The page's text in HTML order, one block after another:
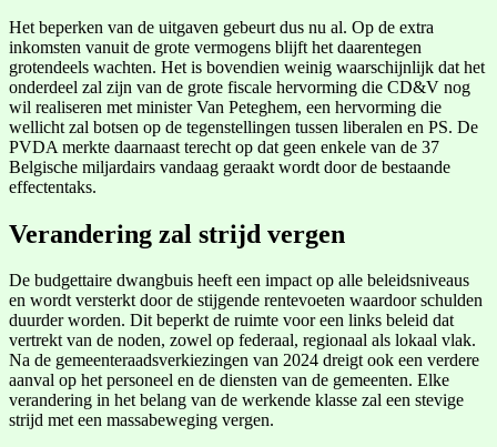
Het beperken van de uitgaven gebeurt dus nu al. Op de extra
inkomsten vanuit de grote vermogens blijft het daarentegen
grotendeels wachten. Het is bovendien weinig waarschijnlijk dat het
onderdeel zal zijn van de grote fiscale hervorming die CD&V nog
wil realiseren met minister Van Peteghem, een hervorming die
wellicht zal botsen op de tegenstellingen tussen liberalen en PS. De
PVDA merkte daarnaast terecht op dat geen enkele van de 37
Belgische miljardairs vandaag geraakt wordt door de bestaande
effectentaks.
Verandering zal strijd vergen
De budgettaire dwangbuis heeft een impact op alle beleidsniveaus
en wordt versterkt door de stijgende rentevoeten waardoor schulden
duurder worden. Dit beperkt de ruimte voor een links beleid dat
vertrekt van de noden, zowel op federaal, regionaal als lokaal vlak.
Na de gemeenteraadsverkiezingen van 2024 dreigt ook een verdere
aanval op het personeel en de diensten van de gemeenten. Elke
verandering in het belang van de werkende klasse zal een stevige
strijd met een massabeweging vergen.